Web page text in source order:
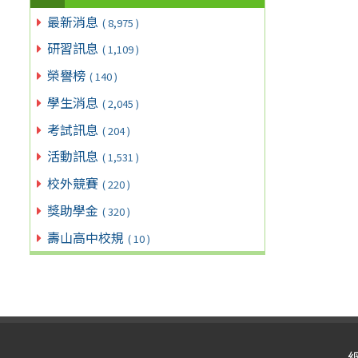
最新消息 ( 8,975 )
研習訊息 ( 1,109 )
榮譽榜 ( 140 )
學生消息 ( 2,045 )
考試訊息 ( 204 )
活動訊息 ( 1,531 )
校外競賽 ( 220 )
獎助學金 ( 320 )
壽山高中校規 ( 10 )